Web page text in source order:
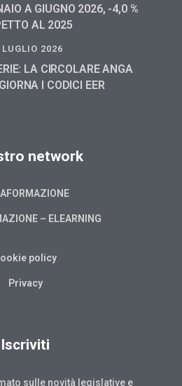
A GIUGNO 2026, -4,0 %
AL 2025
LUGLIO 2026
LA CIRCOLARE ANGA
I CODICI EER
network
– ELEARNING
policy
Privacy
Iscriviti
sulle novità legislative e